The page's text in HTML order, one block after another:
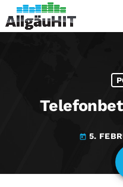
today 5.